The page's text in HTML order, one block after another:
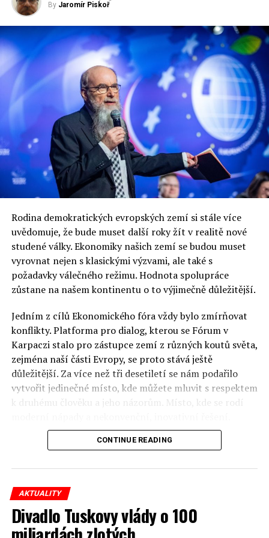
RELATED TOPICS:
UP NEXT
Účinky našich protikrizových štítů jsou viditelné v
ekonomických ukazatelích
DON'T MISS
Majitel Unipetrolu chce být do roku 2050 uhlíkově
neutrální
Jaromír Piskoř
By Jaromír Piskoř
Rodina demokratických evropských zemí si stále více
uvědomuje, že bude muset další roky žít v realitě nové
studené války. Ekonomiky našich zemí se budou muset
vyrovnat nejen s klasickými výzvami, ale také s
požadavky válečného režimu. Hodnota spolupráce
zůstane na našem kontinentu o to výjimečně důležitější.
Jedním z cílů Ekonomického fóra vždy bylo zmírňovat
konflikty. Platforma pro dialog, kterou se Fórum v
Karpaczi stalo pro zástupce zemí z různých koutů světa,
zejména naší části Evropy, se proto stává ještě
důležitější. Za více než tři desetiletí se nám podařilo
vytvořit jedinečné místo, kde můžete mluvit s respektem
k druhému člověku a jeho názorům. Místo, kde se rodí
Polsko musí mít instituce, jejichž horizont činnosti je
politický tým. Pouze to vám dává šanci skutečně řešit
problémy. Hosty Fóra jsou prezidenti, předsedové vlád,
ministři, politici a představitelé samosprávy, prezidenti
korporací, lidé z kultury, renomovaní vědci, novináři a
zástupci nevládních organizací.
CONTINUE READING
AKTUALITY
Divadlo Tuskovy vlády o 100